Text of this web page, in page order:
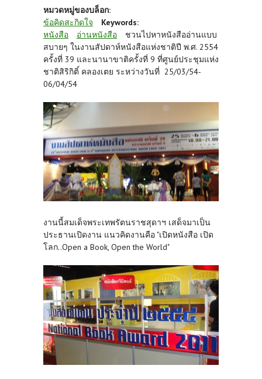
หมวดหมู่ของบล็อก:
ข้อคิดสะกิดใจ
Keywords:
หนังสือ
อ่านหนังสือ
ชวนไปหาหนังสืออ่านแบบ
สบายๆ ในงานสัปดาห์หนังสือแห่งชาติปี พ.ศ. 2554
ครั้งที่ 39 และนานาขาติครั้งที่ 9 ที่ศูนย์ประชุมแห่ง
ชาติสิริกิติ์ คลองเตย ระหว่างวันที่ 25/03/54-
06/04/54
งานนี้สมเด็จพระเทพรัตนราชสุดาฯ เสด็จมาเป็น
ประธานเปิดงาน แนวคิดงานคือ "เปิดหนังสือ เปิด
โลก..Open a Book, Open the World"